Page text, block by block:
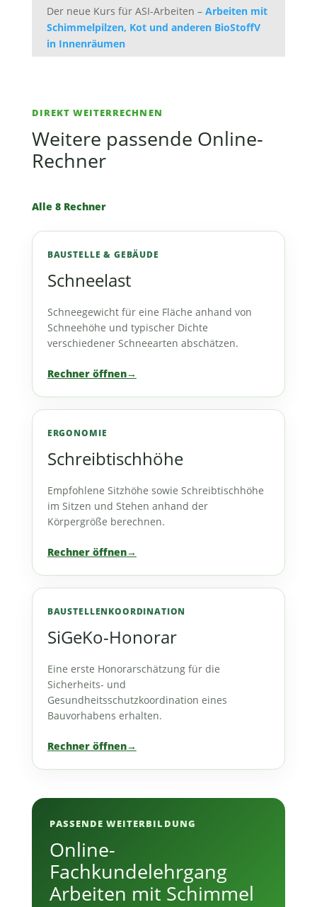
Der neue Kurs für ASI-Arbeiten – Arbeiten mit
Schimmelpilzen, Kot und anderen BioStoffV
in Innenräumen
DIREKT WEITERRECHNEN
Weitere passende Online-
Rechner
Alle 8 Rechner
BAUSTELLE & GEBÄUDE
Schneelast
Schneegewicht für eine Fläche anhand von
Schneehöhe und typischer Dichte
verschiedener Schneearten abschätzen.
Rechner öffnen→
ERGONOMIE
Schreibtischhöhe
Empfohlene Sitzhöhe sowie Schreibtischhöhe
im Sitzen und Stehen anhand der
Körpergröße berechnen.
Rechner öffnen→
BAUSTELLENKOORDINATION
SiGeKo-Honorar
Eine erste Honorarschätzung für die
Sicherheits- und
Gesundheitsschutzkoordination eines
Bauvorhabens erhalten.
Rechner öffnen→
PASSENDE WEITERBILDUNG
Online-
Fachkundelehrgang
Arbeiten mit Schimmel